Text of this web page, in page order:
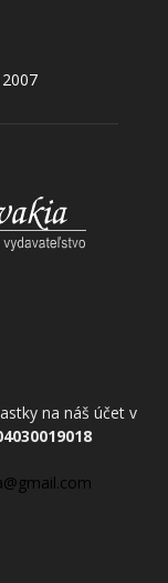
2007
na náš účet v